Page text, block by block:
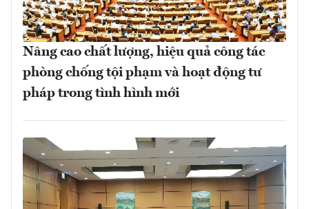
Nâng cao chất lượng, hiệu quả công tác
phòng chống tội phạm và hoạt động tư
pháp trong tình hình mới